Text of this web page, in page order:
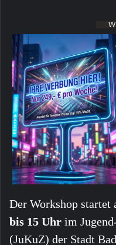
Der Workshop startet
bis 15 Uhr im
(JuKuZ) der Stadt